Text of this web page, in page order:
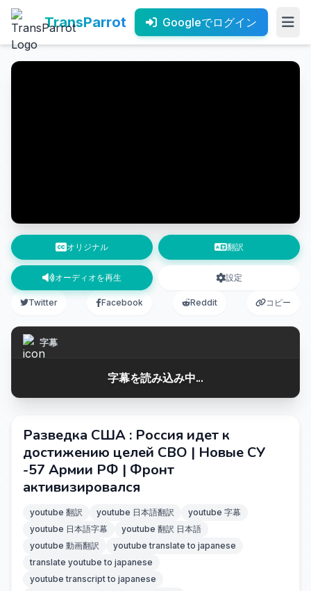
TransParrot Googleでログイン
オリジナル 翻訳
オーディオを再生 設定
Twitter Facebook Reddit コピー
字幕
字幕を読み込み中...
Разведка США : Россия идет к
достижению целей СВО | Новые СУ
-57 Армии РФ | Фронт
активизировался
youtube 翻訳 youtube 日本語翻訳
youtube 字幕
youtube 日本語字幕
youtube 翻訳 日本語
youtube 動画翻訳
youtube translate to japanese
translate youtube to japanese
youtube transcript to japanese